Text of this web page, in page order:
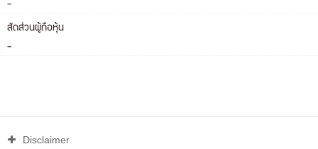
-
สัดส่วนผู้ถือหุ้น
-
Disclaimer